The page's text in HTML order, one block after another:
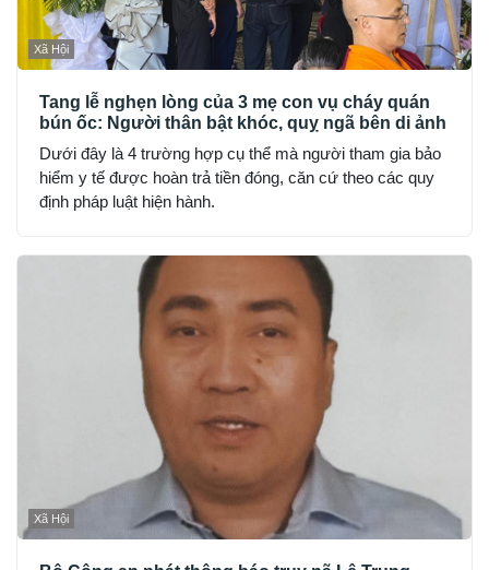
Xã Hội
Tang lễ nghẹn lòng của 3 mẹ con vụ cháy quán
bún ốc: Người thân bật khóc, quỵ ngã bên di ảnh
Dưới đây là 4 trường hợp cụ thể mà người tham gia bảo
hiểm y tế được hoàn trả tiền đóng, căn cứ theo các quy
định pháp luật hiện hành.
Xã Hội